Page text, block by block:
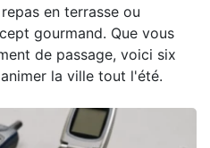
en terrasse ou
gourmand. Que vous
de passage, voici six
la ville tout l'été.